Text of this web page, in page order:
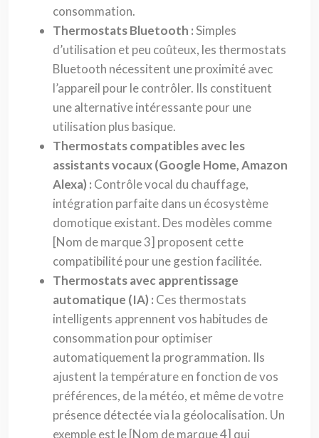
consommation.
Thermostats Bluetooth :Simples
d’utilisation et peu coûteux, les thermostats
Bluetooth nécessitent une proximité avec
l’appareil pour le contrôler. Ils constituent
une alternative intéressante pour une
utilisation plus basique.
Thermostats compatibles avec les
assistants vocaux (Google Home, Amazon
Alexa) : Contrôle vocal du chauffage,
intégration parfaite dans un écosystème
domotique existant. Des modèles comme
[Nom de marque 3] proposent cette
compatibilité pour une gestion facilitée.
Thermostats avec apprentissage
automatique (IA) : Ces thermostats
intelligents apprennent vos habitudes de
consommation pour optimiser
automatiquement la programmation. Ils
ajustent la température en fonction de vos
préférences, de la météo, et même de votre
présence détectée via la géolocalisation. Un
exemple est le [Nom de marque 4] qui